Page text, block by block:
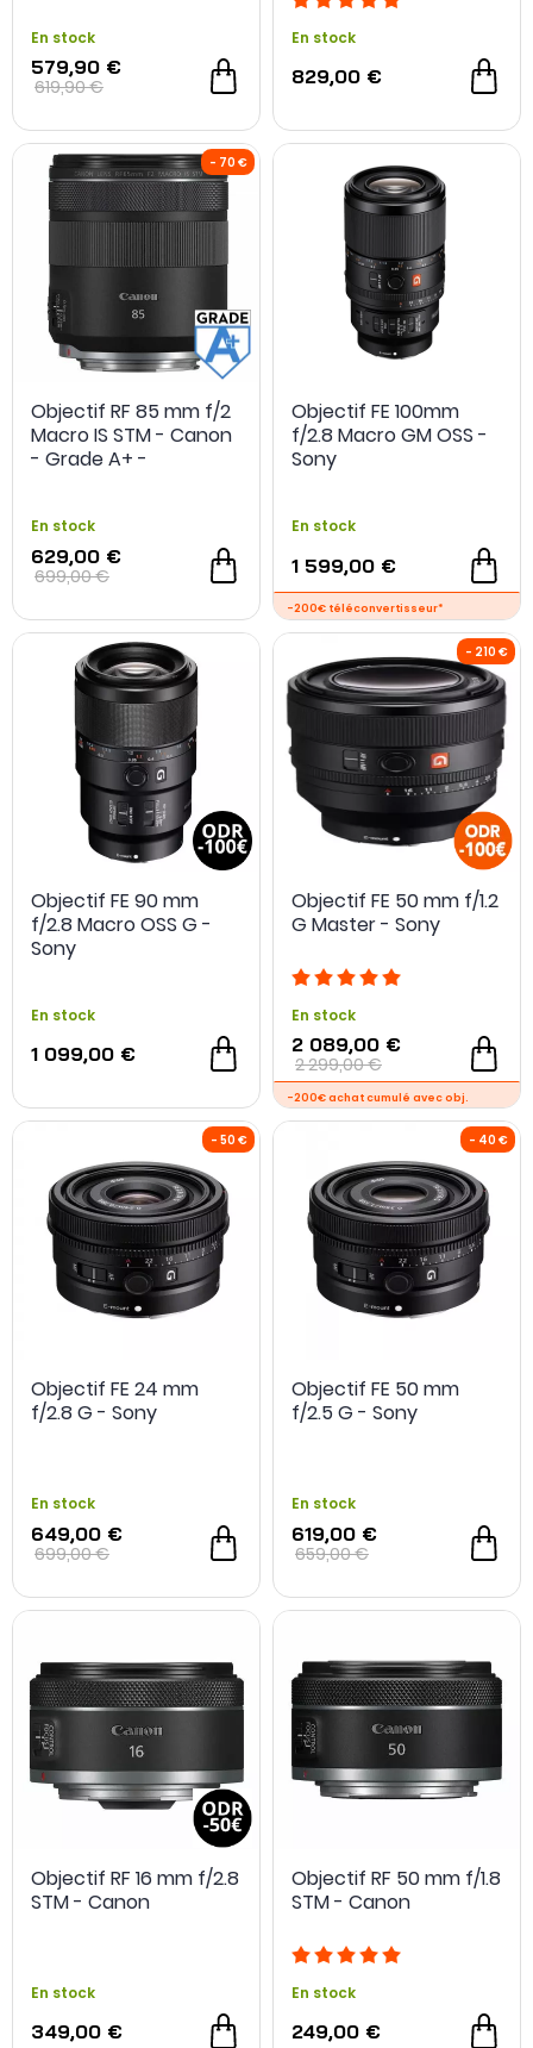
- 32 € OCCASION
- 56 €
En stock
579,90 €
619,90 €
En stock
829,00 €
Objectif RF 85 mm f/2
Macro IS STM - Canon
- Grade A+ -
En stock
629,00 €
699,00 €
Objectif FE 100mm
f/2.8 Macro GM OSS -
Sony
En stock
1 599,00 €
Objectif FE 90 mm
f/2.8 Macro OSS G -
Sony
En stock
1 099,00 €
Objectif FE 50 mm f/1.2
G Master - Sony
En stock
2 089,00 €
2 299,00 €
Objectif FE 24 mm
f/2.8 G - Sony
En stock
649,00 €
699,00 €
Objectif FE 50 mm
f/2.5 G - Sony
En stock
619,00 €
659,00 €
Objectif RF 16 mm f/2.8
STM - Canon
En stock
349,00 €
Objectif RF 50 mm f/1.8
STM - Canon
En stock
249,00 €